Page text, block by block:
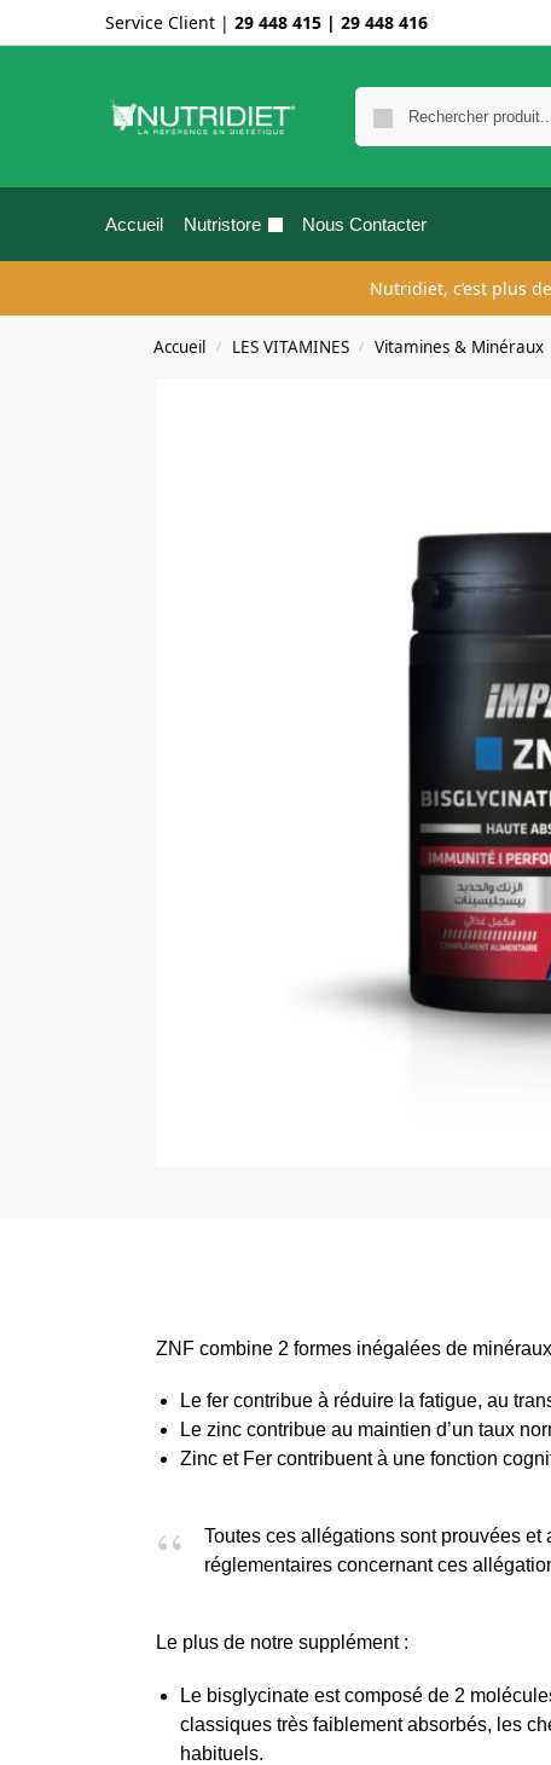
Service Client | 29 448 415 | 29 448 416
Accueil Nutristore Nous Contacter
Nutridiet, c’est plus
Accueil / LES VITAMINES / Vitamines & Minéraux
ZNF combine 2 formes inégalées de
Le fer contribue à réduire la fatigue, au
Le zinc contribue au maintien d’un taux
Zinc et Fer contribuent à une fonction
Toutes ces allégations sont prouvées
réglementaires concernant ces
Le plus de notre supplément :
Le bisglycinate est composé de 2
classiques très faiblement absorbés, les
habituels.